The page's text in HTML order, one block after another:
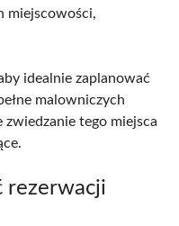
miejscowości,
idealnie zaplanować
malowniczych
tego miejsca
rezerwacji